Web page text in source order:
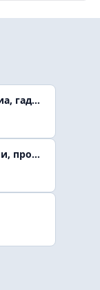
Палач Говорит | IT, медиа, гaджеты, скидки
«Палач» | Скидки, акции, промокоды